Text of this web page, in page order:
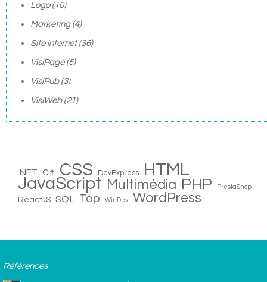
Logo(10)
Marketing(4)
Site internet(36)
VisiPage(5)
VisiPub(3)
VisiWeb(21)
.NET C# CSS DevExpress HTML
JavaScript Multimédia PHP PrestaShop
ReactJS SQL Top WinDev WordPress
Références